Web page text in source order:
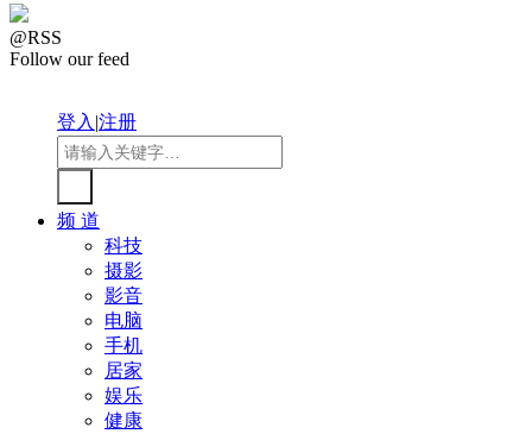
@RSS
Follow our feed
登入|注册
频 道
科技
摄影
影音
电脑
手机
居家
娱乐
健康